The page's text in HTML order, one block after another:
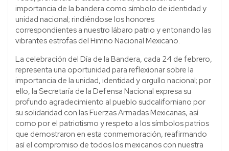
importancia de la bandera como símbolo de identidad y
unidad nacional; rindiéndose los honores
correspondientes a nuestro lábaro patrio y entonando las
vibrantes estrofas del Himno Nacional Mexicano.
La celebración del Día de la Bandera, cada 24 de febrero,
representa una oportunidad para reflexionar sobre la
importancia de la unidad, identidad y orgullo nacional; por
ello, la Secretaría de la Defensa Nacional expresa su
profundo agradecimiento al pueblo sudcaliforniano por
su solidaridad con las Fuerzas Armadas Mexicanas, así
como por el patriotismo y respeto a los símbolos patrios
que demostraron en esta conmemoración, reafirmando
así el compromiso de todos los mexicanos con nuestra